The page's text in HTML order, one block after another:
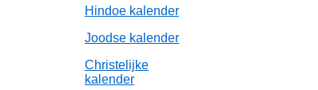
Hindoe kalender
Joodse kalender
Christelijke
kalender